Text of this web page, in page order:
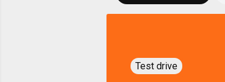
Test drive